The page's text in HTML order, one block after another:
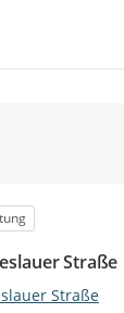
Äußerung
Straße
Straße